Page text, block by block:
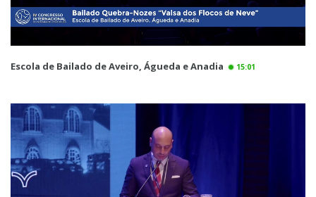
Escola de Bailado de Aveiro, Águeda e Anadia 15:01